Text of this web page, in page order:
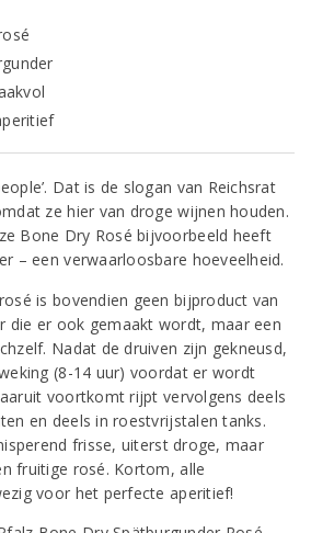
Dat is de slogan van Reichsrat
ze hier van droge wijnen houden.
Bone Dry Rosé bijvoorbeeld heeft
– een verwaarloosbare hoeveelheid.
is bovendien geen bijproduct van
die er ook gemaakt wordt, maar een
Nadat de druiven zijn gekneusd,
(8-14 uur) voordat er wordt
voortkomt rijpt vervolgens deels
en deels in roestvrijstalen tanks.
frisse, uiterst droge, maar
fruitige rosé. Kortom, alle
voor het perfecte aperitief!